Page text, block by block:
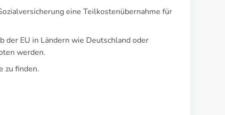
eine Teilkostenübernahme für
der EU in Ländern wie Deutschland oder
werden.
zu finden.